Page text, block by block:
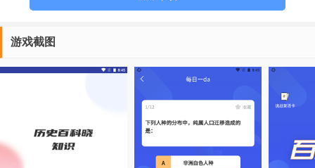
游戏截图